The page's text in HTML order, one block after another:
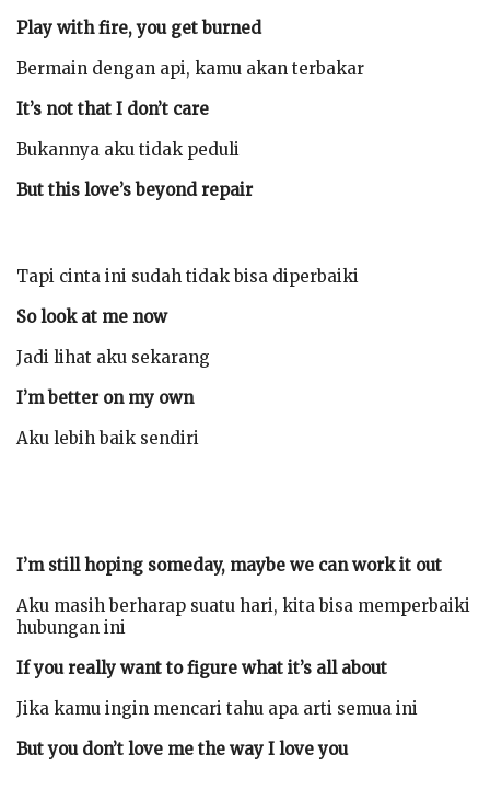
Play with fire, you get burned
Bermain dengan api, kamu akan terbakar
It’s not that I don’t care
Bukannya aku tidak peduli
But this love’s beyond repair
Tapi cinta ini sudah tidak bisa diperbaiki
So look at me now
Jadi lihat aku sekarang
I’m better on my own
Aku lebih baik sendiri
I’m still hoping someday, maybe we can work it out
Aku masih berharap suatu hari, kita bisa memperbaiki
hubungan ini
If you really want to figure what it’s all about
Jika kamu ingin mencari tahu apa arti semua ini
But you don’t love me the way I love you